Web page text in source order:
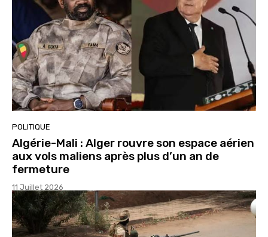
POLITIQUE
Algérie-Mali : Alger rouvre son espace aérien
aux vols maliens après plus d’un an de
fermeture
11 Juillet 2026